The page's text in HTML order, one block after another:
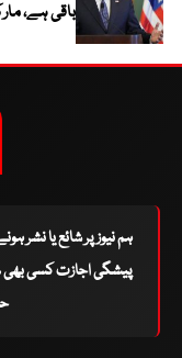
باقی ہے،
ہم نیوز پر شائع یا نشر
پیشگی اجازت کسی بھی